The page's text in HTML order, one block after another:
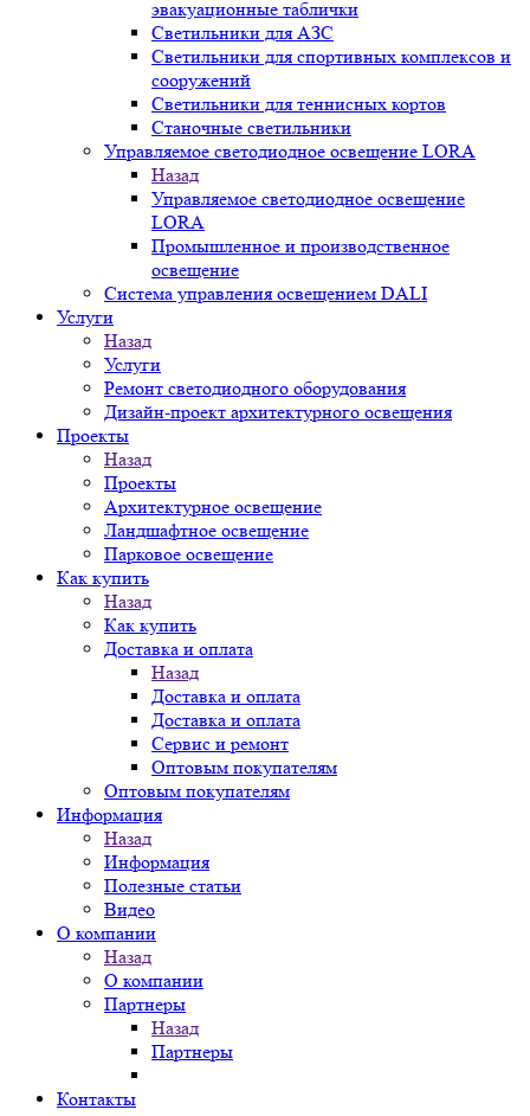
эвакуационные таблички
Светильники для АЗС
Светильники для спортивных комплексов и
сооружений
Светильники для теннисных кортов
Станочные светильники
Управляемое светодиодное освещение LORA
Назад
Управляемое светодиодное освещение
LORA
Промышленное и производственное
освещение
Система управления освещением DALI
Услуги
Назад
Услуги
Ремонт светодиодного оборудования
Дизайн-проект архитектурного освещения
Проекты
Назад
Проекты
Архитектурное освещение
Ландшафтное освещение
Парковое освещение
Как купить
Назад
Как купить
Доставка и оплата
Назад
Доставка и оплата
Доставка и оплата
Сервис и ремонт
Оптовым покупателям
Оптовым покупателям
Информация
Назад
Информация
Полезные статьи
Видео
О компании
Назад
О компании
Партнеры
Назад
Партнеры
Контакты